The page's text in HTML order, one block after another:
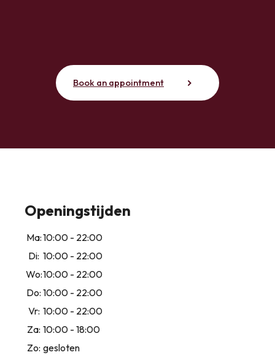
Book an appointment
Openingstijden
Ma:10:00 - 22:00
Di: 10:00 - 22:00
Wo:10:00 - 22:00
Do: 10:00 - 22:00
Vr: 10:00 - 22:00
Za: 10:00 - 18:00
Zo: gesloten